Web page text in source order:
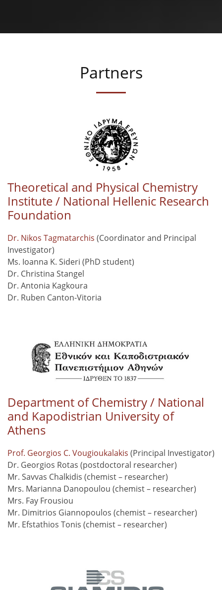
Partners
Theoretical and Physical Chemistry
Institute / National Hellenic Research
Foundation
Dr. Nikos Tagmatarchis (Coordinator and Principal
Investigator)
Ms. Ioanna K. Sideri (PhD student)
Dr. Christina Stangel
Dr. Antonia Kagkoura
Dr. Ruben Canton-Vitoria
Department of Chemistry / National
and Kapodistrian University of
Athens
Prof. Georgios C. Vougioukalakis (Principal Investigator)
Dr. Georgios Rotas (postdoctoral researcher)
Mr. Savvas Chalkidis (chemist – researcher)
Mrs. Marianna Danopoulou (chemist – researcher)
Mrs. Fay Frousiou
Mr. Dimitrios Giannopoulos (chemist – researcher)
Mr. Efstathios Tonis (chemist – researcher)